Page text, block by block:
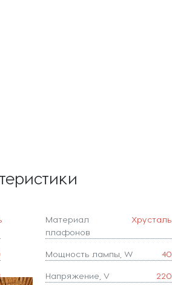
Материал
плафонов
Хрусталь
Мощность лампы, W 40
Напряжение, V 220